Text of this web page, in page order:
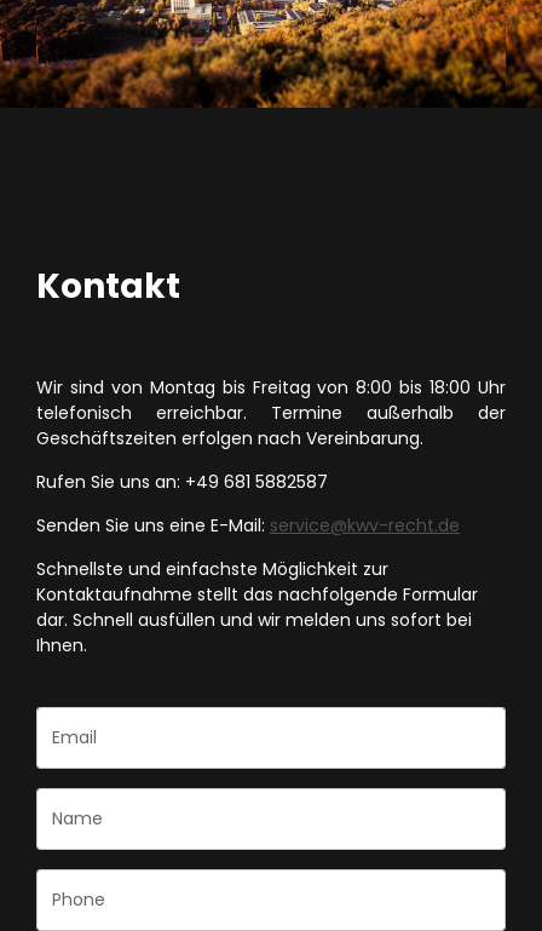
Kontakt
Wir sind von Montag bis Freitag von 8:00 bis 18:00 Uhr
telefonisch erreichbar. Termine außerhalb der
Geschäftszeiten erfolgen nach Vereinbarung.
Rufen Sie uns an: +49 681 5882587
Senden Sie uns eine E-Mail: service@kwv-recht.de
Schnellste und einfachste Möglichkeit zur
Kontaktaufnahme stellt das nachfolgende Formular
dar. Schnell ausfüllen und wir melden uns sofort bei
Ihnen.